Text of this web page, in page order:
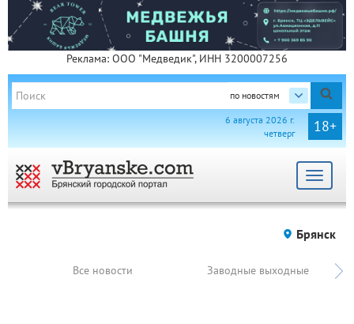
Реклама: ООО "Медведик", ИНН 3200007256
по новостям
18+
6 августа 2026 г.
четверг
Toggle
Брянск
Все новости Заводные выходные